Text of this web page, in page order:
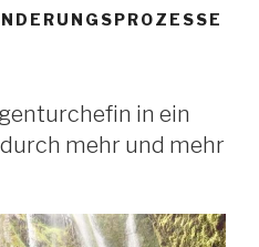
in ein
mehr und mehr